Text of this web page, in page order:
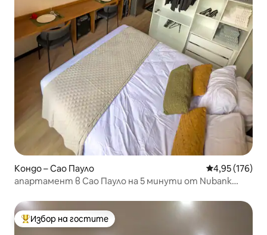
Кондо – Сао Пауло Средна
4,95 (176)
апартамент в Сао Пауло на 5 минути от Nubank
Най-популярен избор на гостите
Избор на гостите